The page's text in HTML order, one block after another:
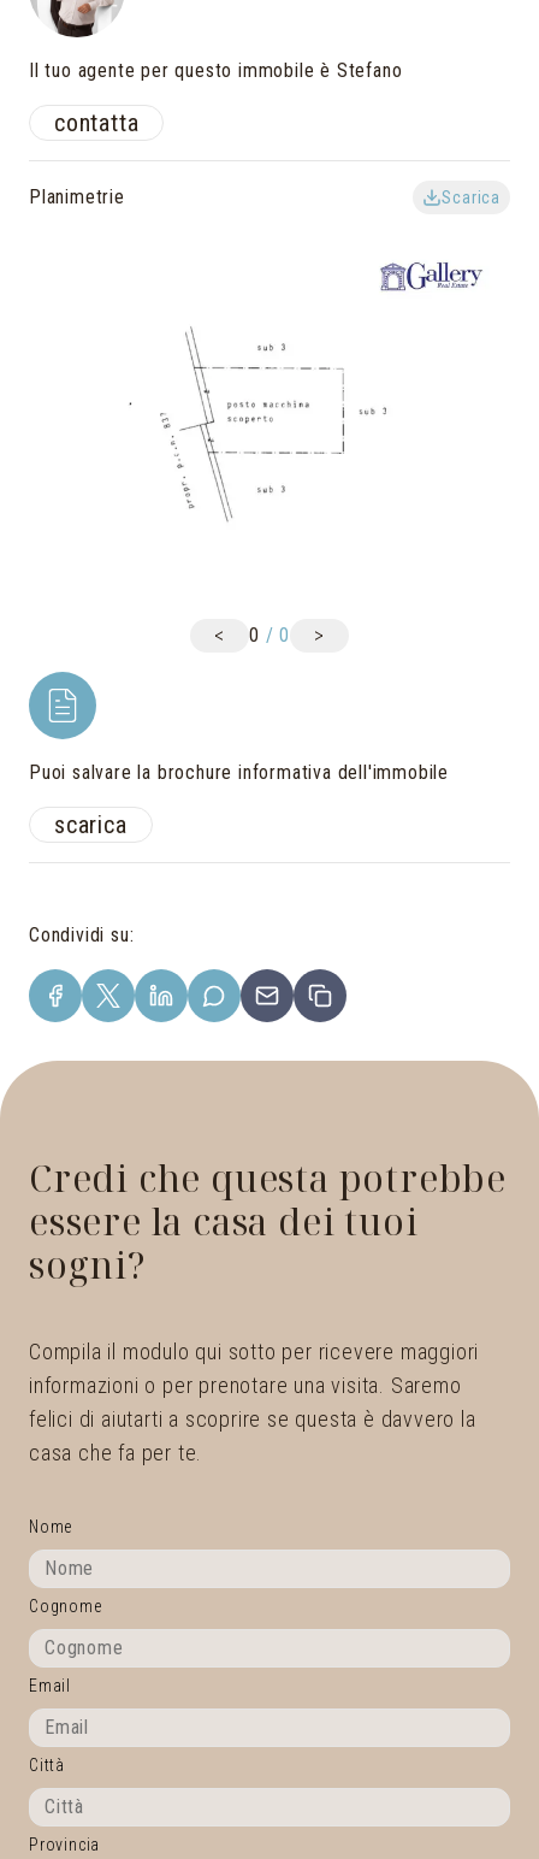
Il tuo agente per questo immobile è Stefano
contatta
Planimetrie Scarica
< 0 /0 >
Puoi salvare la brochure informativa dell'immobile
scarica
Condividi su:
Credi che questa potrebbe
essere la casa dei tuoi
sogni?
Compila il modulo qui sotto per ricevere maggiori
informazioni o per prenotare una visita. Saremo
felici di aiutarti a scoprire se questa è davvero la
casa che fa per te.
Nome
Cognome
Email
Città
Provincia